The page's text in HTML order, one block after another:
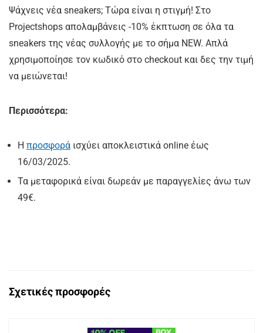
Ψάχνεις νέα sneakers; Τώρα είναι η στιγμή! Στο
Projectshops απολαμβάνεις -10% έκπτωση σε όλα τα
sneakers της νέας συλλογής με το σήμα NEW. Απλά
χρησιμοποίησε τον κωδικό στο checkout και δες την τιμή
να μειώνεται!
Περισσότερα:
Η προσφορά ισχύει αποκλειστικά online έως
16/03/2025.
Τα μεταφορικά είναι δωρεάν με παραγγελίες άνω των
49€.
Σχετικές προσφορές